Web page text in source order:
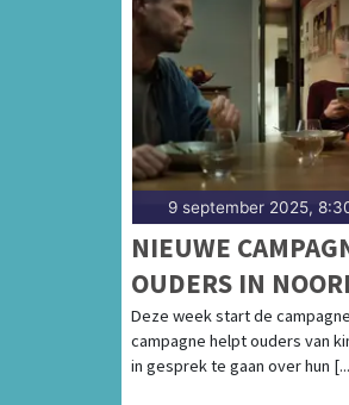
9 september 2025,
NIEUWE
OUDERS IN
KIND
Deze week start de
campagne helpt ouders van
in gesprek te gaan over hun